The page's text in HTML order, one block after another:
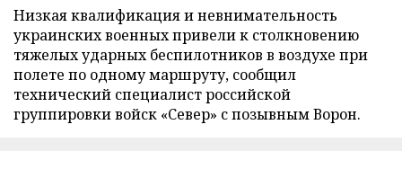
Низкая квалификация и невнимательность
украинских военных привели к столкновению
тяжелых ударных беспилотников в воздухе при
полете по одному маршруту, сообщил
технический специалист российской
группировки войск «Север» с позывным Ворон.